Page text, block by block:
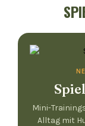
Mini-
Alltag mit